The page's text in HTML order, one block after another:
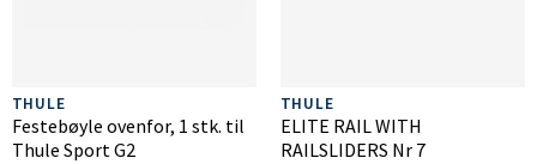
THULE
Festebøyle ovenfor, 1 stk. til
Thule Sport G2
THULE
ELITE RAIL WITH
RAILSLIDERS Nr 7